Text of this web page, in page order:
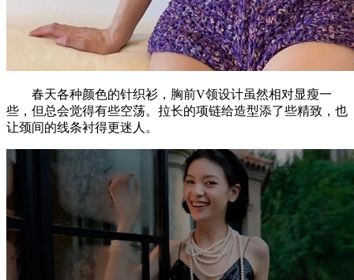
春天各种颜色的针织衫，胸前V领设计虽然相对显瘦一
些，但总会觉得有些空荡。拉长的项链给造型添了些精致，也
让颈间的线条衬得更迷人。